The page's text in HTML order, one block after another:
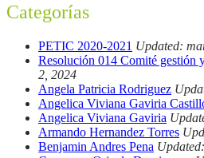
Categorías
PETIC 2020-2021 Updated:
Resolución 014 Comité gestión
2, 2024
Angela Patricia Rodriguez
Angelica Viviana Gaviria
Angelica Viviana Gaviria
Armando Hernandez Torres
Benjamin Andres Pena